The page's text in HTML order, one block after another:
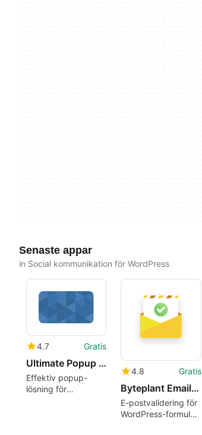
Senaste appar
in Social kommunikation för WordPress
4.7 Gratis
Ultimate Popup Free
Effektiv popup-
lösning för
4.8 Gratis
Byteplant Email Validator
E-postvalidering för
WordPress-formulär